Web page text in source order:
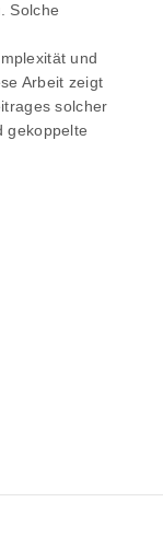
Solche
und
Arbeit zeigt
solcher
gekoppelte